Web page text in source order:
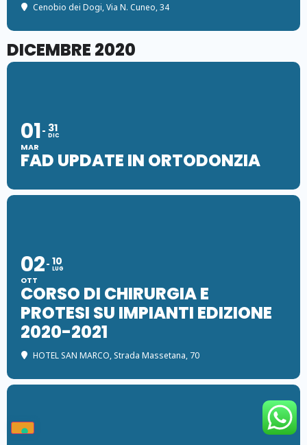
Cenobio dei Dogi, Via N. Cuneo, 34
DICEMBRE 2020
01
MAR
31
DIC
FAD UPDATE IN ORTODONZIA
02
OTT
10
LUG
CORSO DI CHIRURGIA E
PROTESI SU IMPIANTI EDIZIONE
2020-2021
HOTEL SAN MARCO, Strada Massetana, 70